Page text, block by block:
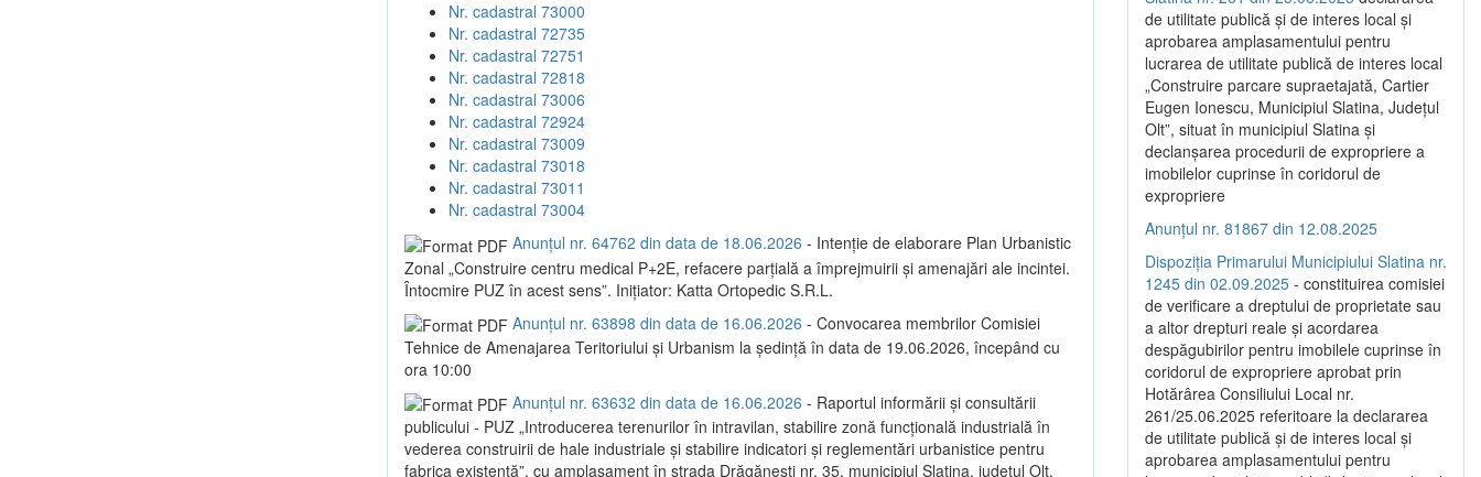
Nr. cadastral 73000
Nr. cadastral 72735
Nr. cadastral 72751
Nr. cadastral 72818
Nr. cadastral 73006
Nr. cadastral 72924
Nr. cadastral 73009
Nr. cadastral 73018
Nr. cadastral 73011
Nr. cadastral 73004
Anunțul nr. 64762 din data de 18.06.2026 - Intenție de elaborare Plan Urbanistic
Zonal „Construire centru medical P+2E, refacere parțială a împrejmuirii și amenajări ale incintei.
Întocmire PUZ în acest sens”. Inițiator: Katta Ortopedic S.R.L.
Anunțul nr. 63898 din data de 16.06.2026 - Convocarea membrilor Comisiei
Tehnice de Amenajarea Teritoriului și Urbanism la ședință în data de 19.06.2026, începând cu
ora 10:00
Anunțul nr. 63632 din data de 16.06.2026 - Raportul informării și consultării
publicului - PUZ „Introducerea terenurilor în intravilan, stabilire zonă funcțională industrială în
vederea construirii de hale industriale și stabilire indicatori și reglementări urbanistice pentru
fabrica existență”, cu amplasament în strada Drăgănești nr. 35, municipiul Slatina, județul Olt,
de utilitate publică și de interes local și
aprobarea amplasamentului pentru
lucrarea de utilitate publică de interes local
„Construire parcare supraetajată, Cartier
Eugen Ionescu, Municipiul Slatina, Județul
Olt”, situat în municipiul Slatina și
declanșarea procedurii de expropriere a
imobilelor cuprinse în coridorul de
expropriere
Anunțul nr. 81867 din 12.08.2025
Dispoziția Primarului Municipiului Slatina nr.
1245 din 02.09.2025 - constituirea comisiei
de verificare a dreptului de proprietate sau
a altor drepturi reale și acordarea
despăgubirilor pentru imobilele cuprinse în
coridorul de expropriere aprobat prin
Hotărârea Consiliului Local nr.
261/25.06.2025 referitoare la declararea
de utilitate publică și de interes local și
aprobarea amplasamentului pentru